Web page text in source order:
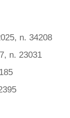
n. 34208
n. 23031